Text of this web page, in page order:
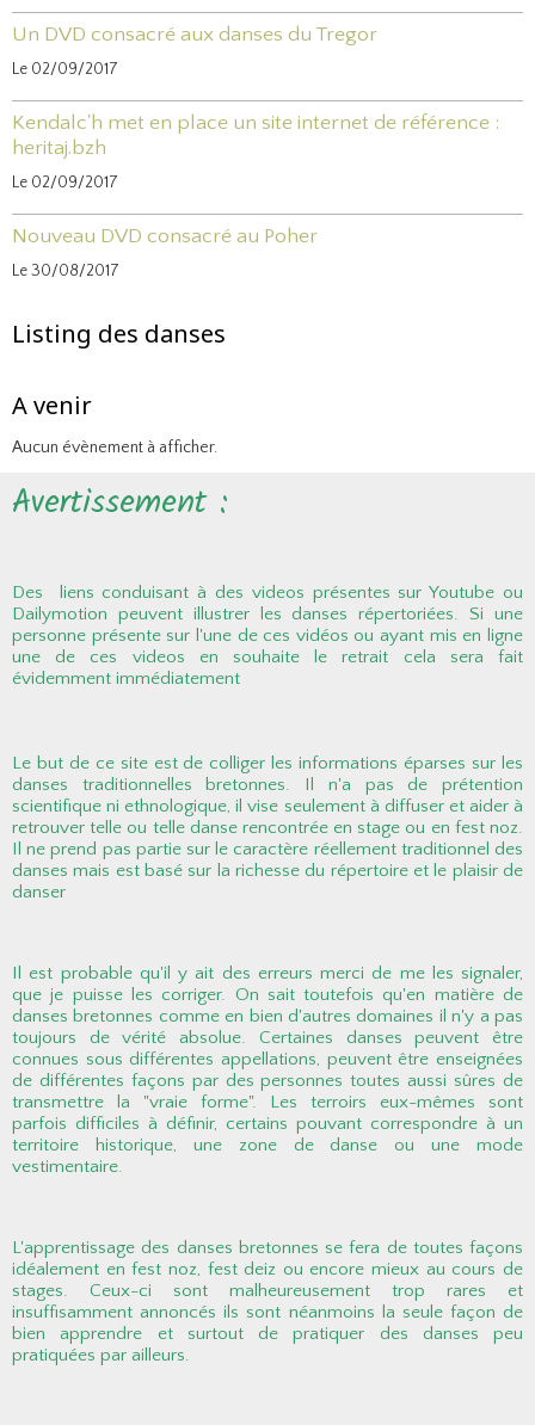
Un DVD consacré aux danses du Tregor
Le 02/09/2017
Kendalc'h met en place un site internet de référence :
heritaj.bzh
Le 02/09/2017
Nouveau DVD consacré au Poher
Le 30/08/2017
Listing des danses
A venir
Aucun évènement à afficher.
Avertissement :
Des liens conduisant à des videos présentes sur Youtube ou
Dailymotion peuvent illustrer les danses répertoriées. Si une
personne présente sur l'une de ces vidéos ou ayant mis en ligne
une de ces videos en souhaite le retrait cela sera fait
évidemment immédiatement
Le but de ce site est de colliger les informations éparses sur les
danses traditionnelles bretonnes. Il n'a pas de prétention
scientifique ni ethnologique, il vise seulement à diffuser et aider à
retrouver telle ou telle danse rencontrée en stage ou en fest noz.
Il ne prend pas partie sur le caractère réellement traditionnel des
danses mais est basé sur la richesse du répertoire et le plaisir de
danser
Il est probable qu'il y ait des erreurs merci de me les signaler,
que je puisse les corriger. On sait toutefois qu'en matière de
danses bretonnes comme en bien d'autres domaines il n'y a pas
toujours de vérité absolue. Certaines danses peuvent être
connues sous différentes appellations, peuvent être enseignées
de différentes façons par des personnes toutes aussi sûres de
transmettre la "vraie forme". Les terroirs eux-mêmes sont
parfois difficiles à définir, certains pouvant correspondre à un
territoire historique, une zone de danse ou une mode
vestimentaire.
L'apprentissage des danses bretonnes se fera de toutes façons
idéalement en fest noz, fest deiz ou encore mieux au cours de
stages. Ceux-ci sont malheureusement trop rares et
insuffisamment annoncés ils sont néanmoins la seule façon de
bien apprendre et surtout de pratiquer des danses peu
pratiquées par ailleurs.